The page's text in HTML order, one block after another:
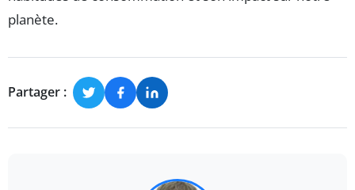
planète.
Partager :